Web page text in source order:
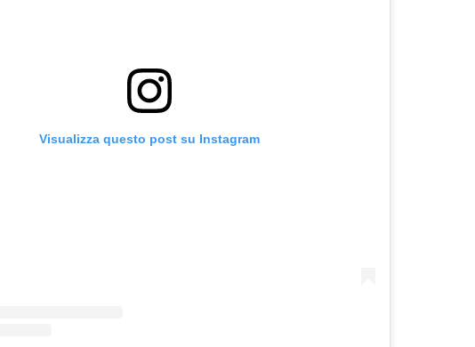
Visualizza questo post su Instagram